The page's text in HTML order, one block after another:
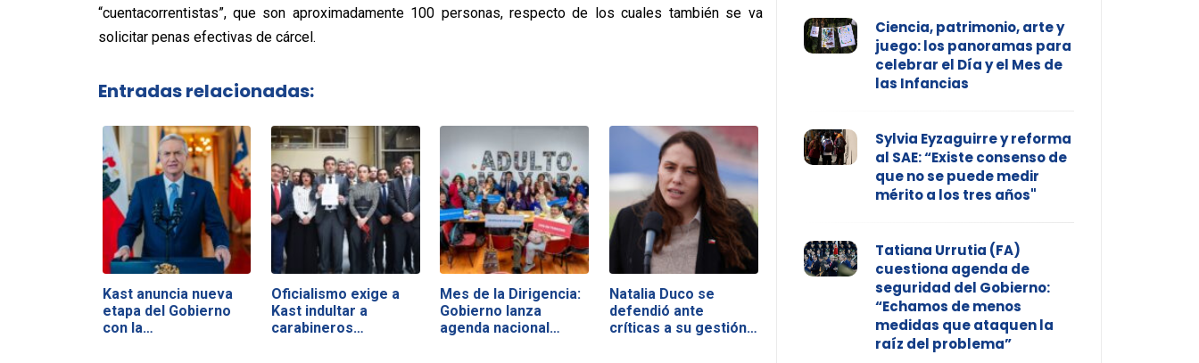
“cuentacorrentistas”, que son aproximadamente 100 personas, respecto de los cuales también se va
solicitar penas efectivas de cárcel.
Entradas relacionadas:
Kast anuncia nueva
etapa del Gobierno
con la…
Oficialismo exige a
Kast indultar a
carabineros…
Mes de la Dirigencia:
Gobierno lanza
agenda nacional…
Natalia Duco se
defendió ante
críticas a su gestión…
Ciencia, patrimonio, arte y
juego: los panoramas para
celebrar el Día y el Mes de
las Infancias
Sylvia Eyzaguirre y reforma
al SAE: “Existe consenso de
que no se puede medir
mérito a los tres años"
Tatiana Urrutia (FA)
cuestiona agenda de
seguridad del Gobierno:
“Echamos de menos
medidas que ataquen la
raíz del problema”